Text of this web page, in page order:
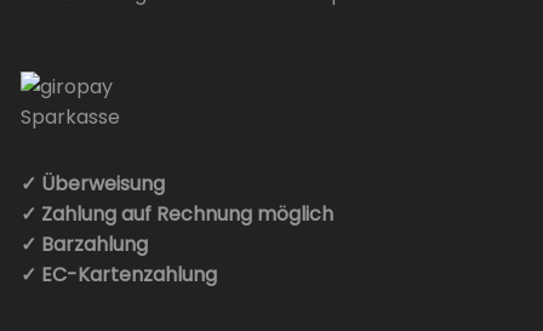
✓ Überweisung
✓ Zahlung auf Rechnung möglich
✓ Barzahlung
✓ EC-Kartenzahlung